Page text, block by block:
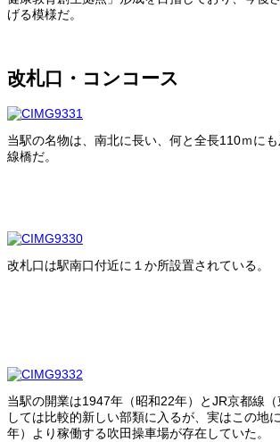
げる模様だ。
改札口・コンコース
当駅の名物は、南北に長い、何と全長110ｍに
線橋だ。
改札口は駅南口付近に１か所設置されている。
当駅の開業は1947年（昭和22年）とJR京都線
しては比較的新しい部類に入るが、実はこの地
年）より稼働する吹田操車場が存在していた。